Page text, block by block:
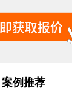
案例推荐